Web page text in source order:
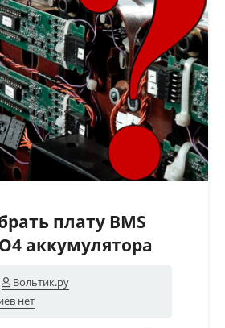
плату BMS
аккумулятора
Вольтик.ру
нет